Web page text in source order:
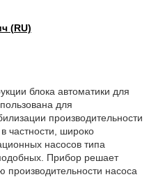
(RU)
блока автоматики для
для
производительности
частности, широко
насосов типа
Прибор решает
насоса